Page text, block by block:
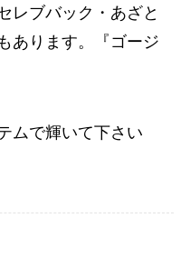
レブバック・あざと
あります。『ゴージ
ムで輝いて下さい